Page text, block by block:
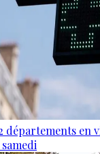
départements en